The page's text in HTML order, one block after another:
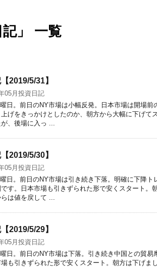
記」 一覧
2019/5/31】
05月投資日記
日。前日のNY市場は小幅反発。日本市場は開場前
げをきっかけとしたのか、朝方から大幅に下げて
、後場に入っ ...
2019/5/30】
05月投資日記
日。前日のNY市場は引き続き下落。明確に下降ト
す。日本市場も引きずられた形で安くスタート。
は値を戻して ...
2019/5/29】
05月投資日記
日。前日のNY市場は下落。引き続き中国との貿易
も引きずられた形で安くスタート。朝方は下げま